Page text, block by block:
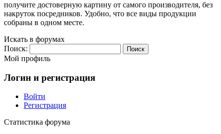
получите достоверную картину от самого производителя, без
накруток посредников. Удобно, что все виды продукции
собраны в одном месте.
Искать в форумах
Поиск:
Мой профиль
Логин и регистрация
Войти
Регистрация
Статистика форума